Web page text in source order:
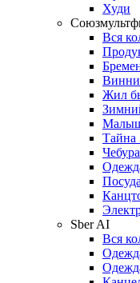
Худи
Вся
Жил
Тайна
Посуда
Sber AI
Вся